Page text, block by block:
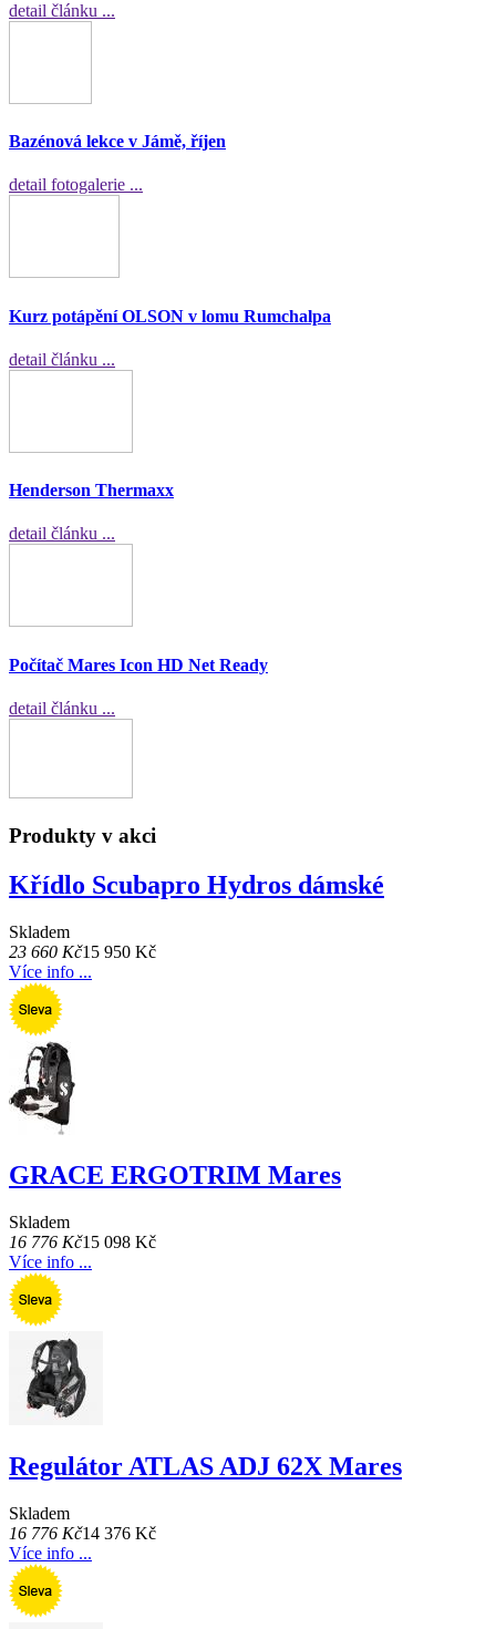
detail článku ...
Bazénová lekce v Jámě, říjen
detail fotogalerie ...
Kurz potápění OLSON v lomu Rumchalpa
detail článku ...
Henderson Thermaxx
detail článku ...
Počítač Mares Icon HD Net Ready
detail článku ...
Produkty v akci
Křídlo Scubapro Hydros dámské
Skladem
23 660 Kč15 950 Kč
Více info ...
GRACE ERGOTRIM Mares
Skladem
16 776 Kč15 098 Kč
Více info ...
Regulátor ATLAS ADJ 62X Mares
Skladem
16 776 Kč14 376 Kč
Více info ...